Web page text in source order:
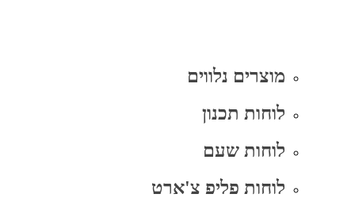
מוצרים נלווים
לוחות תכנון
לוחות שעם
לוחות פליפ צ'ארט